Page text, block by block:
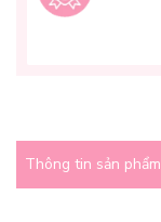
Thông tin sản phẩm